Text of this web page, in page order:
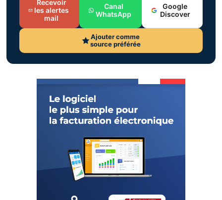
Recevoir
les alertes
mail
Canal
WhatsApp
Google
Discover
Ajouter comme
source préférée